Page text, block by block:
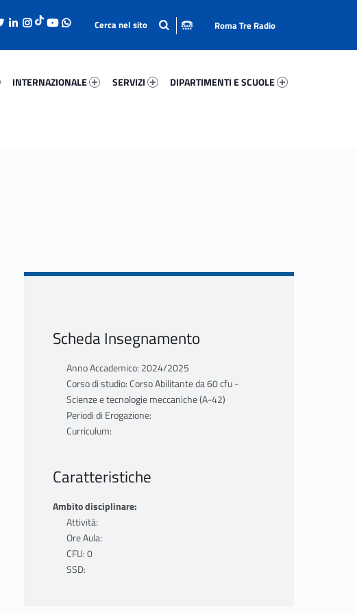
INTERNAZIONALE
SERVIZI
DIPARTIMENTI E SCUOLE
Roma Tre Radio
Scheda Insegnamento
Anno Accademico: 2024/2025
Corso di studio: Corso Abilitante da 60 cfu -
Scienze e tecnologie meccaniche (A-42)
Periodi di Erogazione:
Curriculum:
Caratteristiche
Ambito disciplinare:
Attività:
Ore Aula:
CFU: 0
SSD: